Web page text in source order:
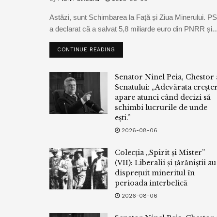
Astăzi, sunt Schimbarea la Față și Ziua Minerului.
a declarat că a salvat 5,8 miliarde euro din PNRR și...
CONTINUE READING
Senator Ninel Peia, Chestor
Senatului: „Adevărata
apare atunci când decizi să
schimbi lucrurile de unde
ești.”
2026-08-06
Colecția „Spirit și Mister”
(VII): Liberalii și țărăniștii au
disprețuit mineritul în
perioada interbelică
2026-08-06